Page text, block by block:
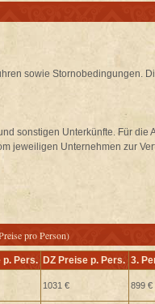
sowie Stornobedingungen.
sonstigen Unterkünfte. Für
jeweiligen Unternehmen zur
pro Person)
p. Pers. DZ Preise p. Pers. 3.
1031 € 899 €